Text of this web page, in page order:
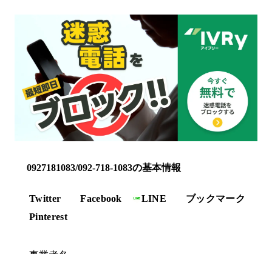
0927181083/092-718-1083の基本情報
Twitter Facebook LINE
ブックマーク
Pinterest